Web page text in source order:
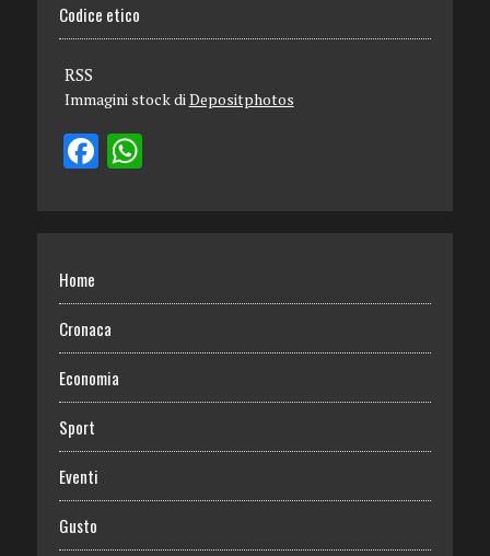
Codice etico
RSS
Immagini stock diDepositphotos
Home
Cronaca
Economia
Sport
Eventi
Gusto